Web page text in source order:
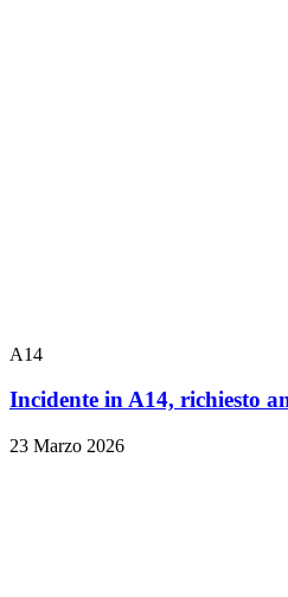
A14
Incidente in A14, richiesto
23 Marzo 2026